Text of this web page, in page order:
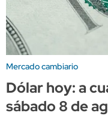
Mercado cambiario
Dólar hoy: a
sábado 8 de